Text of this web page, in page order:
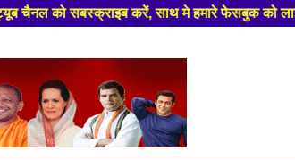
करें, साथ मे हमारे फेसबुक को लाइक जरूर करें ,